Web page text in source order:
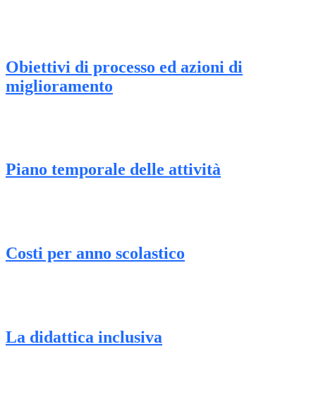
Obiettivi di processo ed azioni di
miglioramento
Piano temporale delle attività
Costi per anno scolastico
La didattica inclusiva